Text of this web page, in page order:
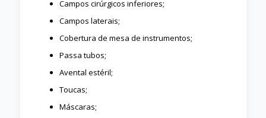
Campos cirúrgicos inferiores;
Campos laterais;
Cobertura de mesa de instrumentos;
Passa tubos;
Avental estéril;
Toucas;
Máscaras;